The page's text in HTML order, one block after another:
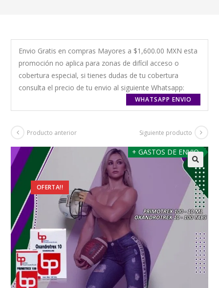
Envio Gratis en compras Mayores a $1,600.00 MXN esta
promoción no aplica para zonas de difícil acceso o
cobertura especial, si tienes dudas de tu cobertura
consulta el precio de tu envio al siguiente Whatsapp:
WHATSAPP ENVIO
OFERTA!!
Producto anterior Siguiente producto
+ GASTOS DE ENVIO